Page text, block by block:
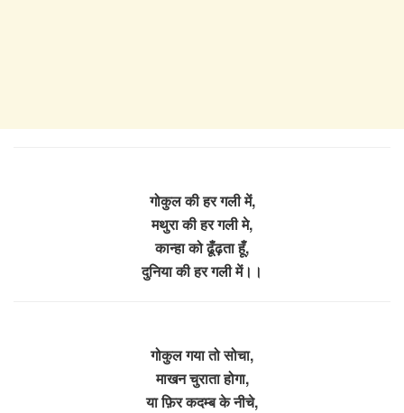
गोकुल की हर गली में,
मथुरा की हर गली मे,
कान्हा को ढूँढ़ता हूँ,
दुनिया की हर गली में।।
गोकुल गया तो सोचा,
माखन चुराता होगा,
या फ़िर कदम्ब के नीचे,